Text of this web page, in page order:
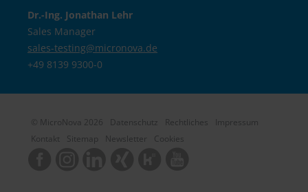
Dr.-Ing. Jonathan Lehr
Sales Manager
sales-testing@micronova.de
+49 8139 9300-0
© MicroNova 2026 Datenschutz Rechtliches
Impressum
Kontakt
Sitemap Newsletter Cookies